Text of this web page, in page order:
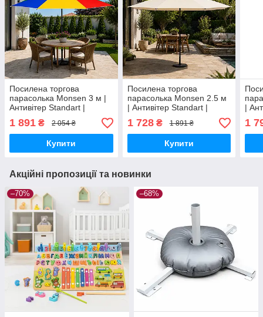
Посилена торгова
парасолька Monsen 3 м |
Антивітер Standart |
Поліуретанові спиці Чохол
у комплекті
1 891 ₴ 2 054 ₴
Купити
Посилена торгова
парасолька Monsen 2.5 м
| Антивітер Standart |
Поліуретанові спиці Чохол
у комплекті | Туреччина
1 728₴ 1 891 ₴
Купити
|
у
1
Акційні пропозиції та новинки
–70% –68%